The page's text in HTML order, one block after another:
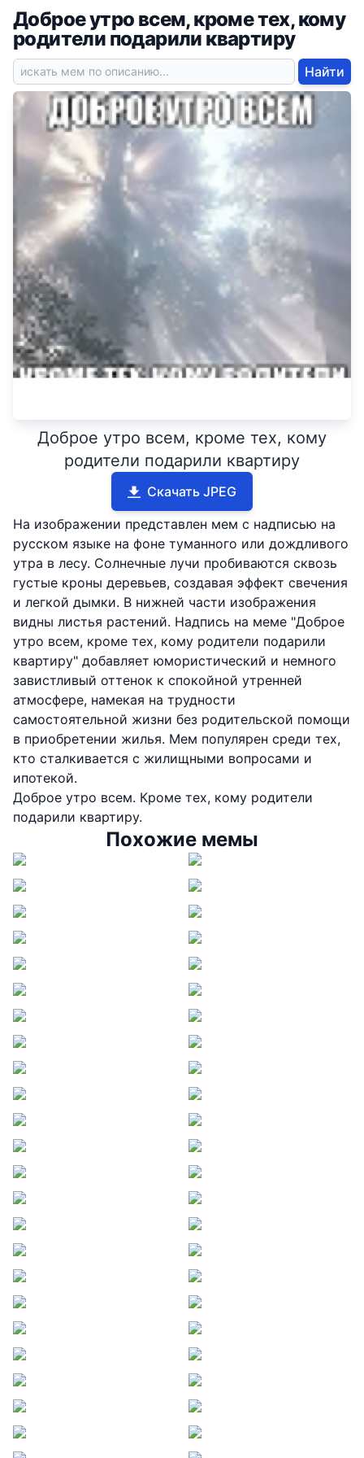
Доброе утро всем, кроме тех, кому
родители подарили квартиру
Найти
Доброе утро всем, кроме тех, кому
родители подарили квартиру
Скачать JPEG
На изображении представлен мем с надписью на
русском языке на фоне туманного или дождливого
утра в лесу. Солнечные лучи пробиваются сквозь
густые кроны деревьев, создавая эффект свечения
и легкой дымки. В нижней части изображения
видны листья растений. Надпись на меме "Доброе
утро всем, кроме тех, кому родители подарили
квартиру" добавляет юмористический и немного
завистливый оттенок к спокойной утренней
атмосфере, намекая на трудности
самостоятельной жизни без родительской помощи
в приобретении жилья. Мем популярен среди тех,
кто сталкивается с жилищными вопросами и
ипотекой.
Доброе утро всем. Кроме тех, кому родители
подарили квартиру.
Похожие мемы